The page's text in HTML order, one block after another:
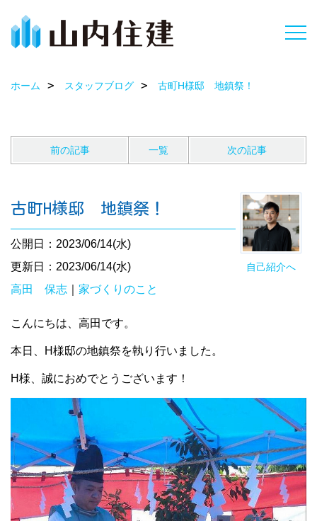
ホーム スタッフブログ 古町H様邸 地鎮祭！
前の記事 一覧 次の記事
自己紹介へ
古町H様邸 地鎮祭！
公開日：2023/06/14(水)
更新日：2023/06/14(水)
高田 保志
家づくりのこと
こんにちは、高田です。
本日、H様邸の地鎮祭を執り行いました。
H様、誠におめでとうございます！